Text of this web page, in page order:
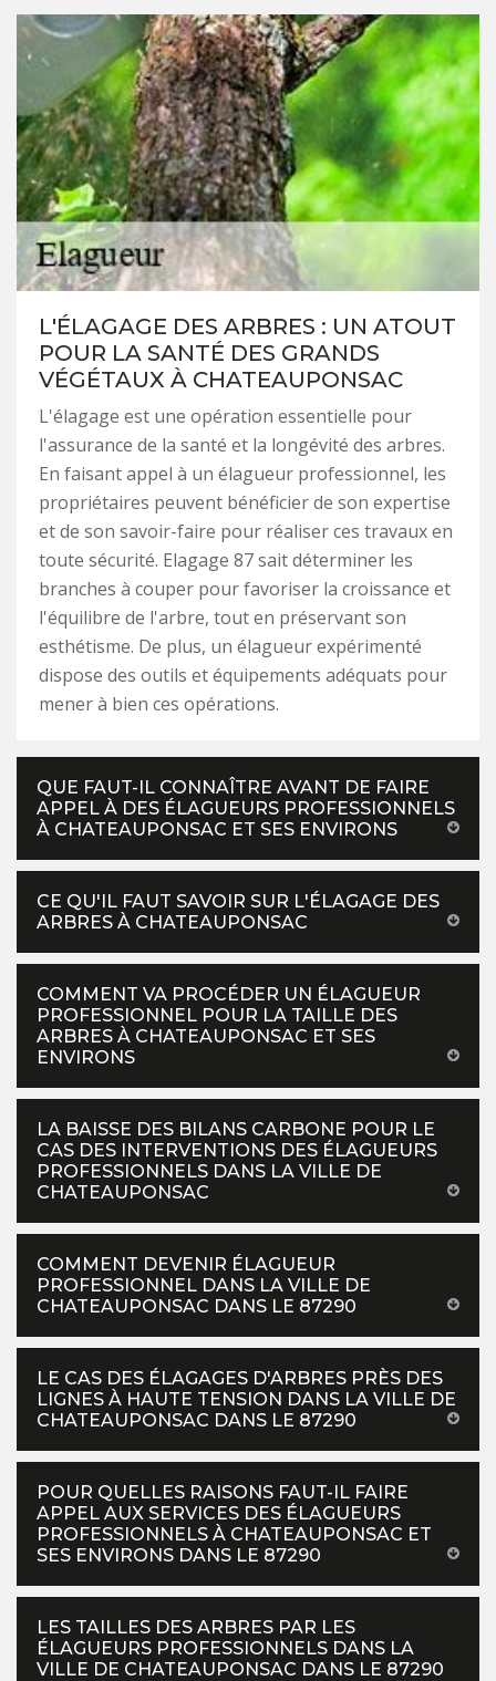
L'ÉLAGAGE DES ARBRES : UN ATOUT
POUR LA SANTÉ DES GRANDS
VÉGÉTAUX À CHATEAUPONSAC
L'élagage est une opération essentielle pour
l'assurance de la santé et la longévité des arbres.
En faisant appel à un élagueur professionnel, les
propriétaires peuvent bénéficier de son expertise
et de son savoir-faire pour réaliser ces travaux en
toute sécurité. Elagage 87 sait déterminer les
branches à couper pour favoriser la croissance et
l'équilibre de l'arbre, tout en préservant son
esthétisme. De plus, un élagueur expérimenté
dispose des outils et équipements adéquats pour
mener à bien ces opérations.
QUE FAUT-IL CONNAÎTRE AVANT DE FAIRE
APPEL À DES ÉLAGUEURS PROFESSIONNELS
À CHATEAUPONSAC ET SES ENVIRONS
CE QU'IL FAUT SAVOIR SUR L'ÉLAGAGE DES
ARBRES À CHATEAUPONSAC
COMMENT VA PROCÉDER UN ÉLAGUEUR
PROFESSIONNEL POUR LA TAILLE DES
ARBRES À CHATEAUPONSAC ET SES
ENVIRONS
LA BAISSE DES BILANS CARBONE POUR LE
CAS DES INTERVENTIONS DES ÉLAGUEURS
PROFESSIONNELS DANS LA VILLE DE
CHATEAUPONSAC
COMMENT DEVENIR ÉLAGUEUR
PROFESSIONNEL DANS LA VILLE DE
CHATEAUPONSAC DANS LE 87290
LE CAS DES ÉLAGAGES D'ARBRES PRÈS DES
LIGNES À HAUTE TENSION DANS LA VILLE DE
CHATEAUPONSAC DANS LE 87290
POUR QUELLES RAISONS FAUT-IL FAIRE
APPEL AUX SERVICES DES ÉLAGUEURS
PROFESSIONNELS À CHATEAUPONSAC ET
SES ENVIRONS DANS LE 87290
LES TAILLES DES ARBRES PAR LES
ÉLAGUEURS PROFESSIONNELS DANS LA
VILLE DE CHATEAUPONSAC DANS LE 87290